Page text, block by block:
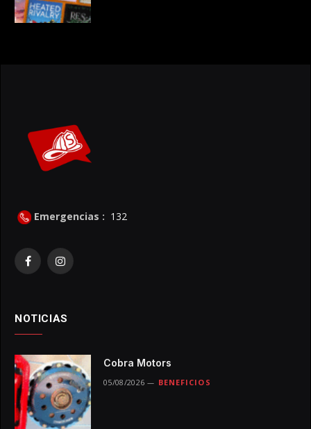
Emergencias : 132
FacebookInstagram
NOTICIAS
Cobra Motors
05/08/2026 BENEFICIOS